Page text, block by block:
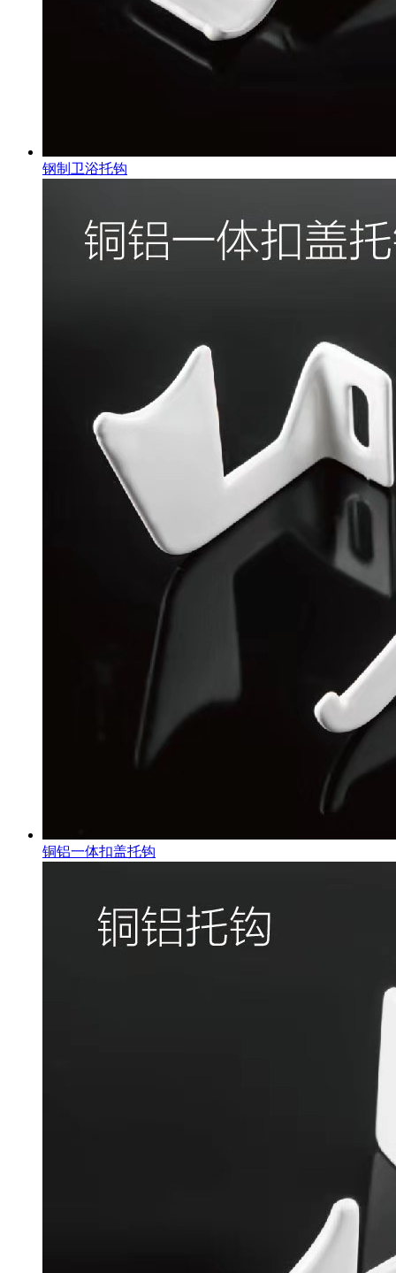
钢制卫浴托钩
铜铝一体扣盖托钩